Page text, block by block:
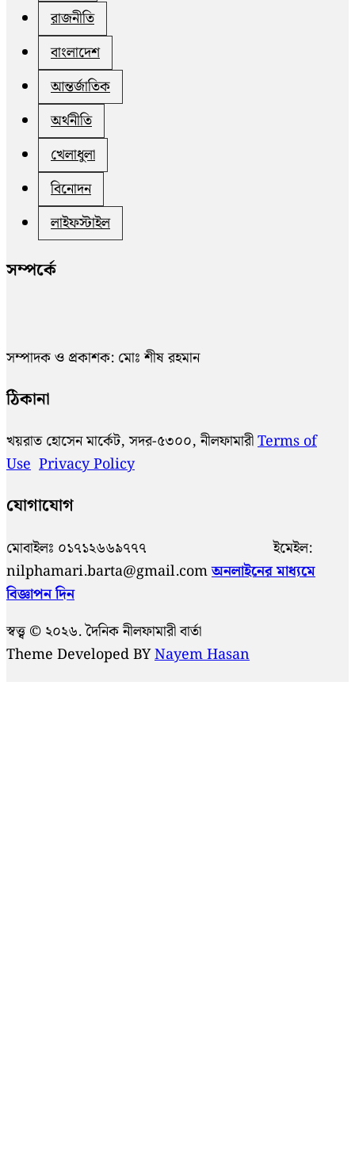
রাজনীতি
বাংলাদেশ
আন্তর্জাতিক
অর্থনীতি
খেলাধুলা
বিনোদন
লাইফস্টাইল
সম্পর্কে
সম্পাদক ও প্রকাশক: মোঃ শীষ রহমান
ঠিকানা
খয়রাত হোসেন মার্কেট, সদর-৫৩০০, নীলফামারীTerms of
Use Privacy Policy
যোগাযোগ
মোবাইলঃ ০১৭১২৬৬৯৭৭৭ ইমেইল:
nilphamari.barta@gmail.comঅনলাইনের মাধ্যমে
বিজ্ঞাপন দিন
স্বত্ত্ব © ২০২৬. দৈনিক নীলফামারী বার্তা
Theme Developed BYNayem Hasan